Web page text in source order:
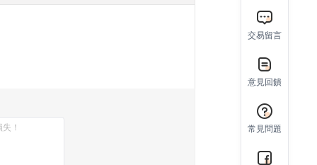
交易留言
意見回饋
常見問題